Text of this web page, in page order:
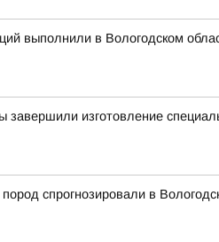
выполнили в Вологодском
завершили изготовление
спрогнозировали в